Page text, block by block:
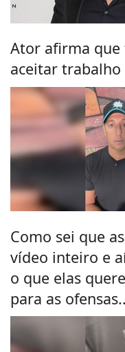
Ator afirma que
aceitar trabalho
Como sei que
vídeo inteiro e
o que elas
para as